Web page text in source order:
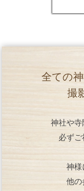
全ての
撮
神社や寺
必ずご
神様
他の